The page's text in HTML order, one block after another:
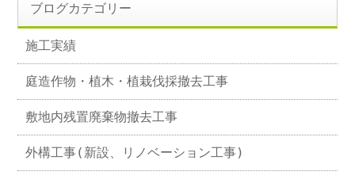
ブログカテゴリー
施工実績
庭造作物・植木・植栽伐採撤去工事
敷地内残置廃棄物撤去工事
外構工事(新設、リノベーション工事)